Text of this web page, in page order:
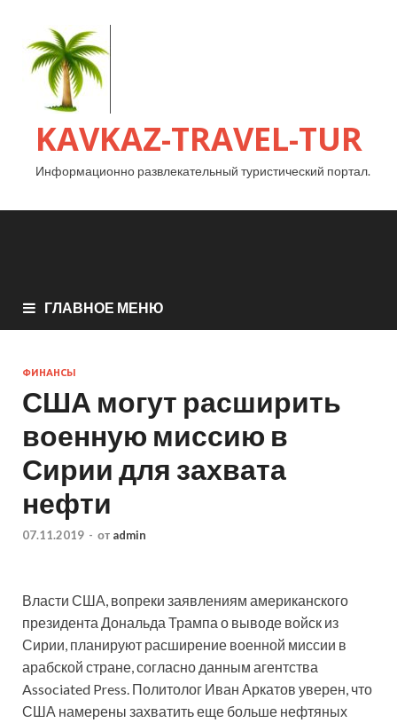
KAVKAZ-TRAVEL-TUR
Информационно развлекательный туристический портал.
ГЛАВНОЕ МЕНЮ
ФИНАНСЫ
США могут расширить
военную миссию в
Сирии для захвата
нефти
07.11.2019 - от admin
Власти США, вопреки заявлениям американского
президента Дональда Трампа о выводе войск из
Сирии, планируют расширение военной миссии в
арабской стране, согласно данным агентства
Associated Press. Политолог Иван Аркатов уверен, что
США намерены захватить еще больше нефтяных